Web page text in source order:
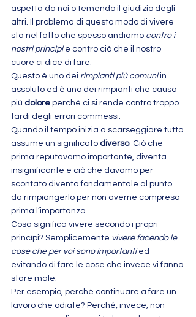
aspetta da noi o temendo il giudizio degli
altri. Il problema di questo modo di vivere
sta nel fatto che spesso andiamo contro i
nostri princìpi e contro ciò che il nostro
cuore ci dice di fare.
Questo è uno dei rimpianti più comuni in
assoluto ed è uno dei rimpianti che causa
più dolore perché ci si rende contro troppo
tardi degli errori commessi.
Quando il tempo inizia a scarseggiare tutto
assume un significato diverso. Ciò che
prima reputavamo importante, diventa
insignificante e ciò che davamo per
scontato diventa fondamentale al punto
da rimpiangerlo per non averne compreso
prima l’importanza.
Cosa significa vivere secondo i propri
princìpi? Semplicemente vivere facendo le
cose che per voi sono importanti ed
evitando di fare le cose che invece vi fanno
stare male.
Per esempio, perché continuare a fare un
lavoro che odiate? Perché, invece, non